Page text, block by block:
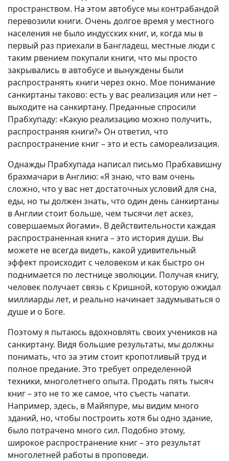
пространством. На этом автобусе мы контрабандой
перевозили книги. Очень долгое время у местного
населения не было индусских книг, и, когда мы в
первый раз приехали в Бангладеш, местные люди с
таким рвением покупали книги, что мы просто
закрывались в автобусе и вынуждены были
распространять книги через окно. Мое понимание
санкиртаны таково: есть у вас реализация или нет –
выходите на санкиртану. Преданные спросили
Прабхупаду: «Какую реализацию можно получить,
распространяя книги?» Он ответил, что
распространение книг – это и есть самореализация.
Однажды Прабхупада написал письмо Прабхавишну
брахмачари в Англию: «Я знаю, что вам очень
сложно, что у вас нет достаточных условий для сна,
еды, но ты должен знать, что один день санкиртаны
в Англии стоит больше, чем тысячи лет аскез,
совершаемых йогами». В действительности каждая
распространенная книга – это история души. Вы
можете не всегда видеть, какой удивительный
эффект происходит с человеком и как быстро он
поднимается по лестнице эволюции. Получая книгу,
человек получает связь с Кришной, которую ожидал
миллиарды лет, и реально начинает задумываться о
душе и о Боге.
Поэтому я пытаюсь вдохновлять своих учеников на
санкиртану. Видя большие результаты, мы должны
понимать, что за этим стоит кропотливый труд и
полное предание. Это требует определенной
техники, многолетнего опыта. Продать пять тысяч
книг – это не то же самое, что съесть чапати.
Например, здесь, в Майяпуре, мы видим много
зданий, но, чтобы построить хотя бы одно здание,
было потрачено много сил. Подобно этому,
широкое распространение книг – это результат
многолетней работы в проповеди.